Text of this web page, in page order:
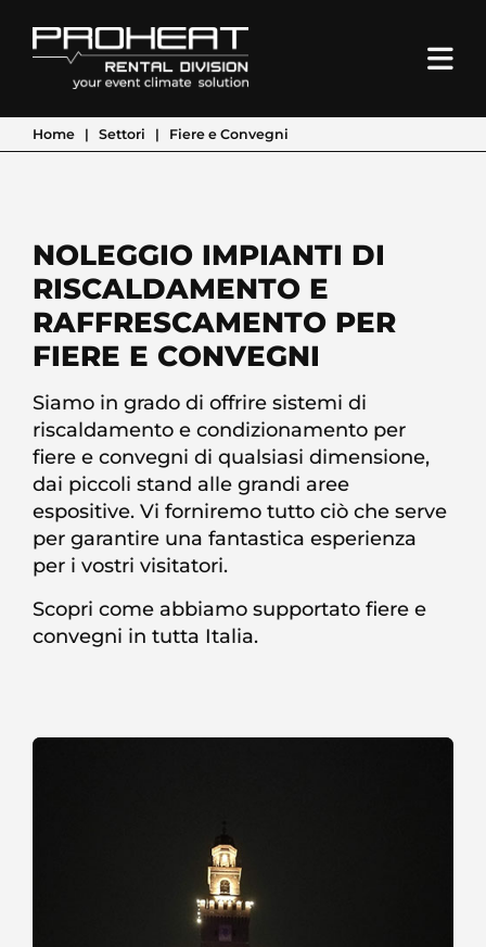
Home Settori Fiere e Convegni
NOLEGGIO IMPIANTI DI
RISCALDAMENTO E
RAFFRESCAMENTO PER
FIERE E CONVEGNI
Siamo in grado di offrire sistemi di
riscaldamento e condizionamento per
fiere e convegni di qualsiasi dimensione,
dai piccoli stand alle grandi aree
espositive. Vi forniremo tutto ciò che serve
per garantire una fantastica esperienza
per i vostri visitatori.
Scopri come abbiamo supportato fiere e
convegni in tutta Italia.